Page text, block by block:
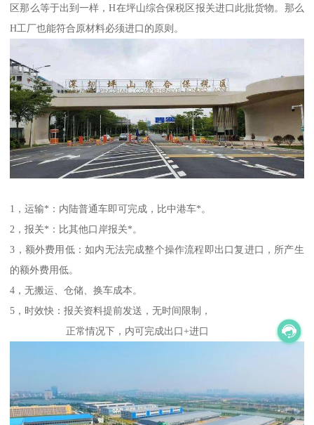
区那么等于出到一样，H在坪山综合保税区报关进口此批货物。那么
H工厂也能符合原材料必须进口的原则。
1，运输*：内陆普通车即可完成，比中港车*。
2，报关*：比其他口岸报关*。
3，额外费用低：如内无法完成整个操作流程即出口复进口，所产生
的额外费用低。
4，无搬运、仓储、换车成本。
5，时效快：报关资料提前发送，无时间限制，
正常情况下，内可完成出口+进口